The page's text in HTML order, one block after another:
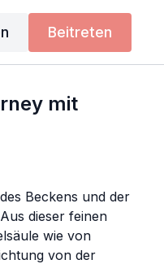
Beitreten
mit
Beckens und der
dieser feinen
wie von
von der